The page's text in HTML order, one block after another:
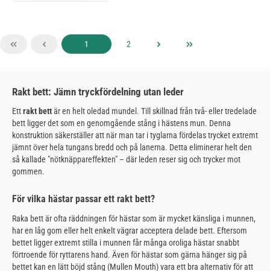
Sida
1 Sida
2
Rakt bett: Jämn tryckfördelning utan leder
Ettrakt bettär en helt oledad mundel. Till skillnad från två- eller tredelade
bett ligger det som en genomgående stång i hästens mun. Denna
konstruktion säkerställer att när man tar i tyglarna fördelas trycket extremt
jämnt över hela tungans bredd och på lanerna. Detta eliminerar helt den
så kallade "nötknäppareffekten" – där leden reser sig och trycker mot
gommen.
För vilka hästar passar ett rakt bett?
Raka bett är ofta räddningen för hästar som är mycket känsliga i munnen,
har en låg gom eller helt enkelt vägrar acceptera delade bett. Eftersom
bettet ligger extremt stilla i munnen får många oroliga hästar snabbt
förtroende för ryttarens hand. Även för hästar som gärna hänger sig på
bettet kan en lätt böjd stång (Mullen Mouth) vara ett bra alternativ för att